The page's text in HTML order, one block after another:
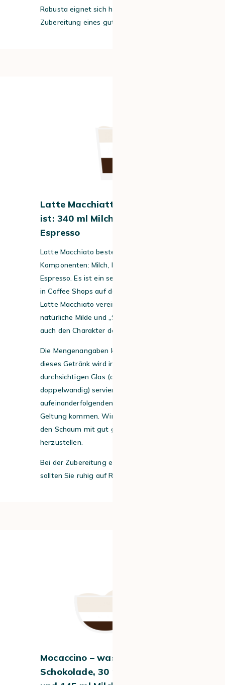
Robusta eignet sich hervorragend für die
Zubereitung eines guten Cappuccinos.
Latte Macchiatto – was drin
ist: 340 ml Milch und 30 ml
Espresso
Latte Macchiato besteht aus mehreren
Komponenten: Milch, Milchschaum und
Espresso. Es ist ein sehr beliebtes Rezept
in Coffee Shops auf der ganzen Welt. Der
Latte Macchiato vereint sowohl die
natürliche Milde und „Süße“ der Milch als
auch den Charakter des Kaffees.
Die Mengenangaben können variieren, aber
dieses Getränk wird in der Regel in einem
durchsichtigen Glas (am besten
doppelwandig) serviert, damit die
aufeinanderfolgenden Schichten besser zur
Geltung kommen. Wir empfehlen Ihnen,
den Schaum mit gut gekühlter Vollmilch
herzustellen.
Bei der Zubereitung eines Latte Macchiato
sollten Sie ruhig auf Robusta setzen.
Mocaccino – was drin ist: 15 ml
Schokolade, 30 ml Espresso